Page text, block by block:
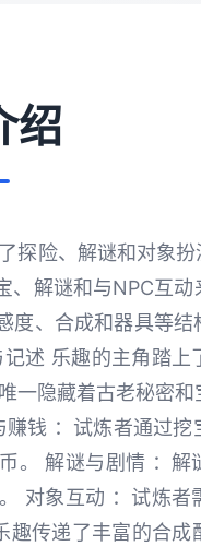
绍
探险、解谜和对象
解谜和与NPC互
度、合成和器具等结
述 乐趣的主角踏上
一隐藏着古老秘密
钱 ：试炼者通过挖
。 解谜与剧情 ：
对象互动 ：试炼者
传递了丰富的合成